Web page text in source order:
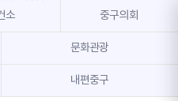
바로가기
로가기
소 중구의회
문화관광
내편중구